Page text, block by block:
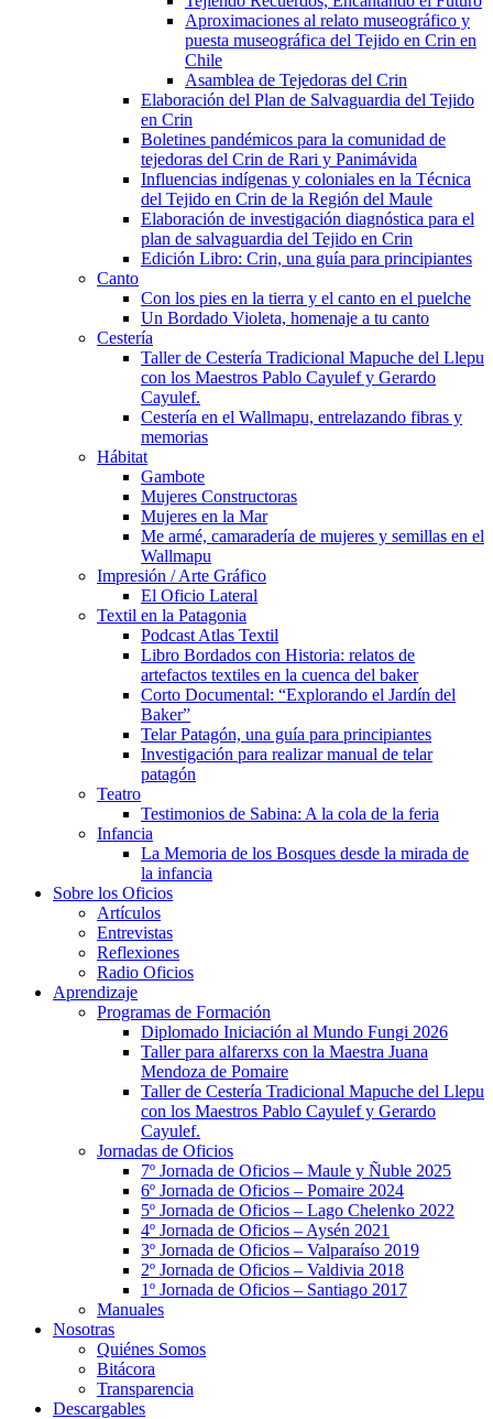
Aproximaciones al relato museográfico y
puesta museográfica del Tejido en Crin en
Chile
Asamblea de Tejedoras del Crin
Elaboración del Plan de Salvaguardia del Tejido
en Crin
Boletines pandémicos para la comunidad de
tejedoras del Crin de Rari y Panimávida
Influencias indígenas y coloniales en la Técnica
del Tejido en Crin de la Región del Maule
Elaboración de investigación diagnóstica para el
plan de salvaguardia del Tejido en Crin
Edición Libro: Crin, una guía para principiantes
Canto
Con los pies en la tierra y el canto en el puelche
Un Bordado Violeta, homenaje a tu canto
Cestería
Taller de Cestería Tradicional Mapuche del Llepu
con los Maestros Pablo Cayulef y Gerardo
Cayulef.
Cestería en el Wallmapu, entrelazando fibras y
memorias
Hábitat
Gambote
Mujeres Constructoras
Mujeres en la Mar
Me armé, camaradería de mujeres y semillas en el
Wallmapu
Impresión / Arte Gráfico
El Oficio Lateral
Textil en la Patagonia
Podcast Atlas Textil
Libro Bordados con Historia: relatos de
artefactos textiles en la cuenca del baker
Corto Documental: “Explorando el Jardín del
Baker”
Telar Patagón, una guía para principiantes
Investigación para realizar manual de telar
patagón
Teatro
Testimonios de Sabina: A la cola de la feria
Infancia
La Memoria de los Bosques desde la mirada de
la infancia
Sobre los Oficios
Artículos
Entrevistas
Reflexiones
Radio Oficios
Aprendizaje
Programas de Formación
Diplomado Iniciación al Mundo Fungi 2026
Taller para alfarerxs con la Maestra Juana
Mendoza de Pomaire
Taller de Cestería Tradicional Mapuche del Llepu
con los Maestros Pablo Cayulef y Gerardo
Cayulef.
Jornadas de Oficios
7º Jornada de Oficios – Maule y Ñuble 2025
6º Jornada de Oficios – Pomaire 2024
5º Jornada de Oficios – Lago Chelenko 2022
4º Jornada de Oficios – Aysén 2021
3º Jornada de Oficios – Valparaíso 2019
2º Jornada de Oficios – Valdivia 2018
1º Jornada de Oficios – Santiago 2017
Manuales
Nosotras
Quiénes Somos
Bitácora
Transparencia
Descargables